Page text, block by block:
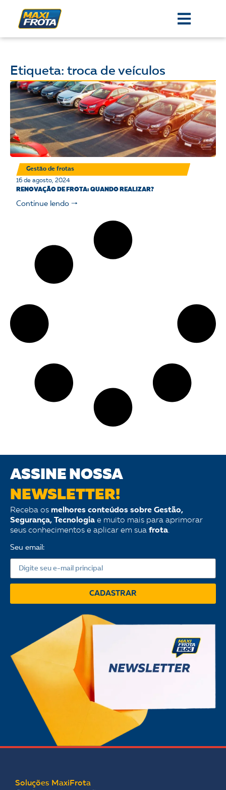
Etiqueta: troca de veículos
Gestão de frotas
16 de agosto, 2024
RENOVAÇÃO DE FROTA: QUANDO REALIZAR?
Continue lendo 🠒
ASSINE NOSSA
NEWSLETTER!
Receba os melhores conteúdos sobre Gestão,
Segurança, Tecnologia e muito mais para aprimorar
seus conhecimentos e aplicar em sua frota.
Seu email:
CADASTRAR
Soluções MaxiFrota